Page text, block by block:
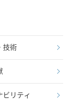
技術
ビリティ